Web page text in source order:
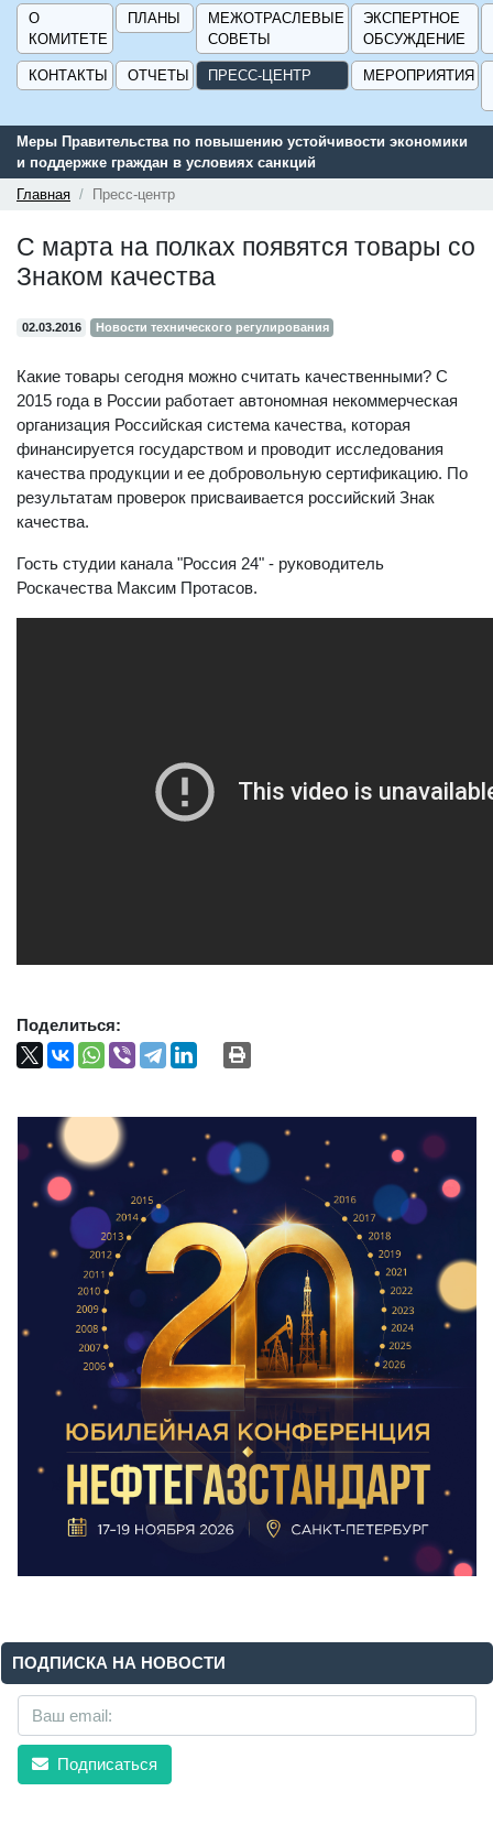
О
КОМИТЕТЕ
ПЛАНЫ
МЕЖОТРАСЛЕВЫЕ
СОВЕТЫ
ЭКСПЕРТНОЕ
ОБСУЖДЕНИЕ
КОНТАКТЫ ОТЧЕТЫ ПРЕСС-ЦЕНТР МЕРОПРИЯТИЯ
Меры Правительства по повышению устойчивости экономики
и поддержке граждан в условиях санкций
Главная
Пресс-центр
C марта на полках появятся товары со
Знаком качества
02.03.2016 Новости технического регулирования
Какие товары сегодня можно считать качественными? С
2015 года в России работает автономная некоммерческая
организация Российская система качества, которая
финансируется государством и проводит исследования
качества продукции и ее добровольную сертификацию. По
результатам проверок присваивается российский Знак
качества.
Гость студии канала "Россия 24" - руководитель
Роскачества Максим Протасов.
Поделиться:
ПОДПИСКА НА НОВОСТИ
Подписаться